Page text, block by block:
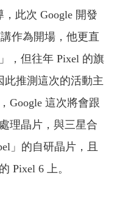
，此次 Google 開發
作為開場，他更直
，但往年 Pixel 的旗
此推測這次的活動主
Google 這次將會跟
理晶片，與三星合
」的自研晶片，且
Pixel 6 上。